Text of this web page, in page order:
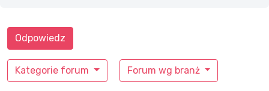
Kategorie forum Forum wg branż
Odpowiedz